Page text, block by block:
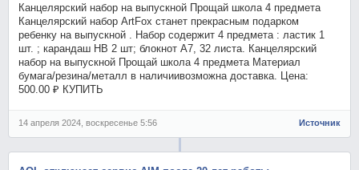
Канцелярский набор на выпускной Прощай школа 4 предмета
Канцелярский набор ArtFox станет прекрасным подарком
ребенку на выпускной . Набор содержит 4 предмета : ластик 1
шт. ; карандаш HB 2 шт; блокнот А7, 32 листа. Канцелярский
набор на выпускной Прощай школа 4 предмета Материал
бумага/резина/металл в наличиивозможна доставка. Цена:
500.00 ₽ КУПИТЬ
14 апреля 2024, воскресенье 5:56 Источник